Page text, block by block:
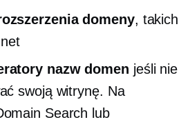
domeny, takich
nazw domen jeśli nie
swoją witrynę. Na
Search lub